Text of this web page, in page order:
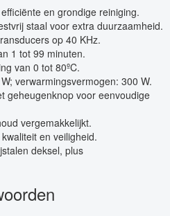
en grondige reiniging.
staal voor extra duurzaamheid.
op 40 KHz.
1 tot 99 minuten.
van 0 tot 80ºC.
verwarmingsvermogen: 300 W.
geheugenknop voor eenvoudige
vergemakkelijkt.
en veiligheid.
deksel, plus